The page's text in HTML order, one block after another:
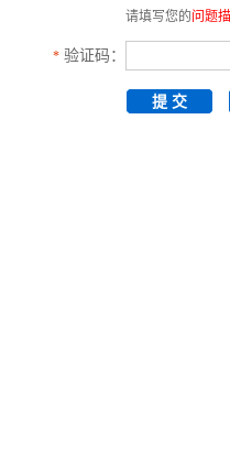
请填写您的问题
* 验证码：